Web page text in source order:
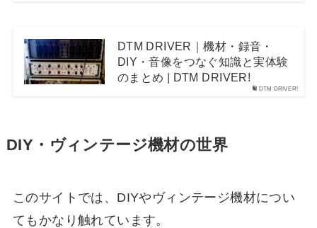
DTM DRIVER!
DTM DRIVER｜機材・録音・
DIY・音像をつなぐ知識と実体験
のまとめ | DTM DRIVER!
DIY・ヴィンテージ機材の世界
このサイトでは、DIYやヴィンテージ機材につい
てもかなり触れています。